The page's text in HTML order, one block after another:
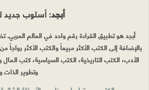
أبجد: أسلوب جديد
أبجد هو تطبيق القراءة رقم واحد في العالم
بالإضافة إلى الكتب الأكثر مبيعاً والكتب الأكثر
الأدب، الكتب التاريخية، الكتب السياسية، كتب
وتطوير الذات